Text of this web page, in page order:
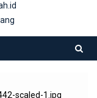
scaled-1.jpg